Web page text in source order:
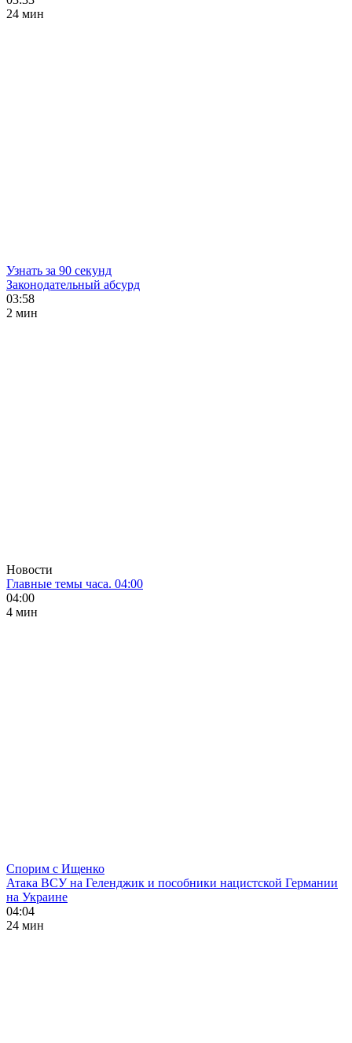
24 мин
Узнать за 90 секунд
Законодательный абсурд
03:58
2 мин
Новости
Главные темы часа. 04:00
04:00
4 мин
Спорим с Ищенко
Атака ВСУ на Геленджик и пособники нацистской Германии
на Украине
04:04
24 мин